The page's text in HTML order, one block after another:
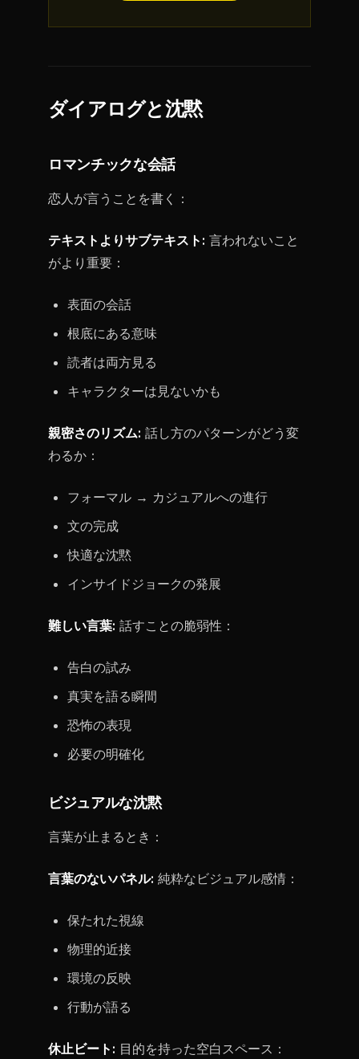
ダイアログと沈黙
ロマンチックな会話
恋人が言うことを書く：
テキストよりサブテキスト: 言われないこと
がより重要：
表面の会話
根底にある意味
読者は両方見る
キャラクターは見ないかも
親密さのリズム: 話し方のパターンがどう変
わるか：
フォーマル → カジュアルへの進行
文の完成
快適な沈黙
インサイドジョークの発展
難しい言葉: 話すことの脆弱性：
告白の試み
真実を語る瞬間
恐怖の表現
必要の明確化
ビジュアルな沈黙
言葉が止まるとき：
言葉のないパネル: 純粋なビジュアル感情：
保たれた視線
物理的近接
環境の反映
行動が語る
休止ビート: 目的を持った空白スペース：